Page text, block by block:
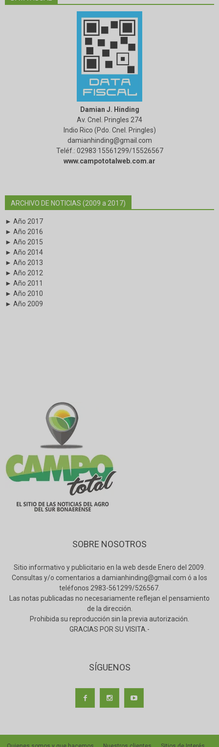
Damian J. Hinding
Av. Cnel. Pringles 274
Indio Rico (Pdo. Cnel. Pringles)
damianhinding@gmail.com
Teléf.: 02983·15561299/15526567
www.campototalweb.com.ar
ARCHIVO DE NOTICIAS (2009 a 2017)
► Año 2017
► Año 2016
► Año 2015
► Año 2014
► Año 2013
► Año 2012
► Año 2011
► Año 2010
► Año 2009
SOBRE NOSOTROS
Sitio informativo y publicitario en la web desde Enero del 2009.
Consultas y/o comentarios a damianhinding@gmail.com ó a los
teléfonos 2983-561299/526567.
Las notas publicadas no necesariamente reflejan el pensamiento
de la dirección.
Prohibida su reproducción sin la previa autorización.
GRACIAS POR SU VISITA.-
SÍGUENOS